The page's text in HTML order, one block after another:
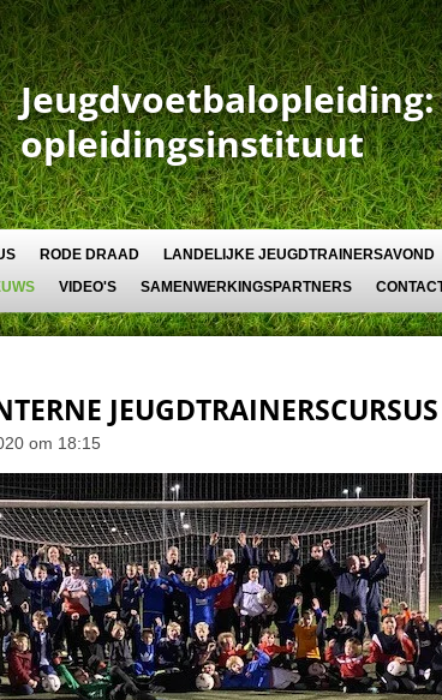
opleidingsinstituut
RODE DRAAD LANDELIJKE JEUGDTRAINERSAVOND
VIDEO'S SAMENWERKINGSPARTNERS
om 18:15